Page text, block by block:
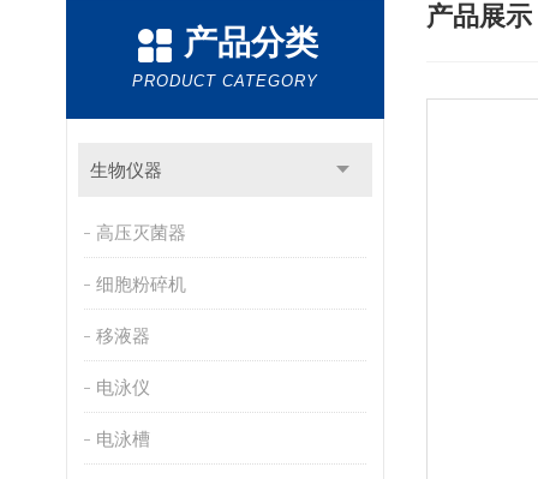
产品分类
PRODUCT CATEGORY
生物仪器
高压灭菌器
细胞粉碎机
移液器
电泳仪
电泳槽
产品展示